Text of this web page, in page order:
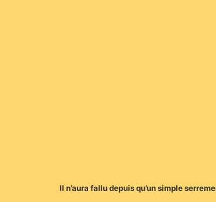
Il n’aura fallu depuis qu’un simple